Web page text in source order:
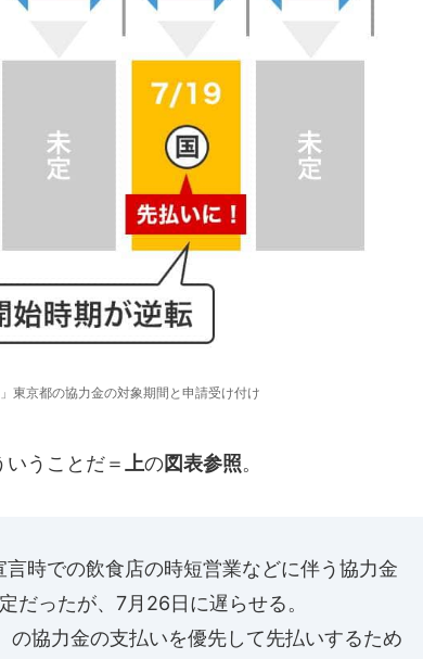
東京都の協力金の対象期間と申請受け付け
うことだ＝上の図表参照。
時での飲食店の時短営業などに伴う協力金
だったが、7月26日に遅らせる。
協力金の支払いを優先して先払いするため